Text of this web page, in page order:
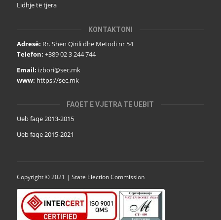
Lidhje të tjera
KONTAKTONI
Adresë: Rr. Shën Qirili dhe Metodi nr 54
Telefon: +389 02 3 244 744
Email: izbori@sec.mk
www: https://sec.mk
FAQET E VJETRA TË UEBIT
Ueb faqe 2013-2015
Ueb faqe 2015-2021
Copyright © 2021 | State Election Commission